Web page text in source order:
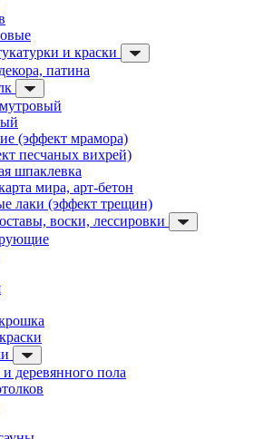
и краски
патина
(эффект мрамора)
песчаных вихрей)
шпаклевка
мира, арт-бетон
лаки (эффект трещин)
воски, лессировки
и деревянного пола